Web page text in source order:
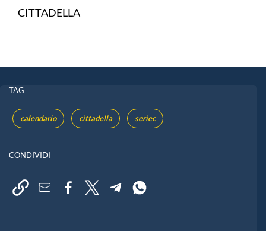
CITTADELLA
TAG
calendario cittadella seriec
CONDIVIDI